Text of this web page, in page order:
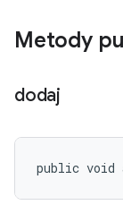
Metody
dodaj
public void